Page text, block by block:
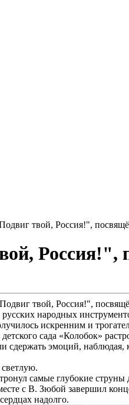
твой, Россия!",
твой, Россия!",
народных
искренним и
сада «Колобок»
эмоций,
самые глубокие струны
с В. Зюбой завершил
надолго.